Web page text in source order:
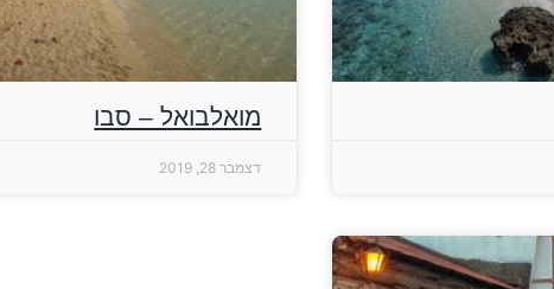
מואלבואל – סבו
דצמבר 28, 2019